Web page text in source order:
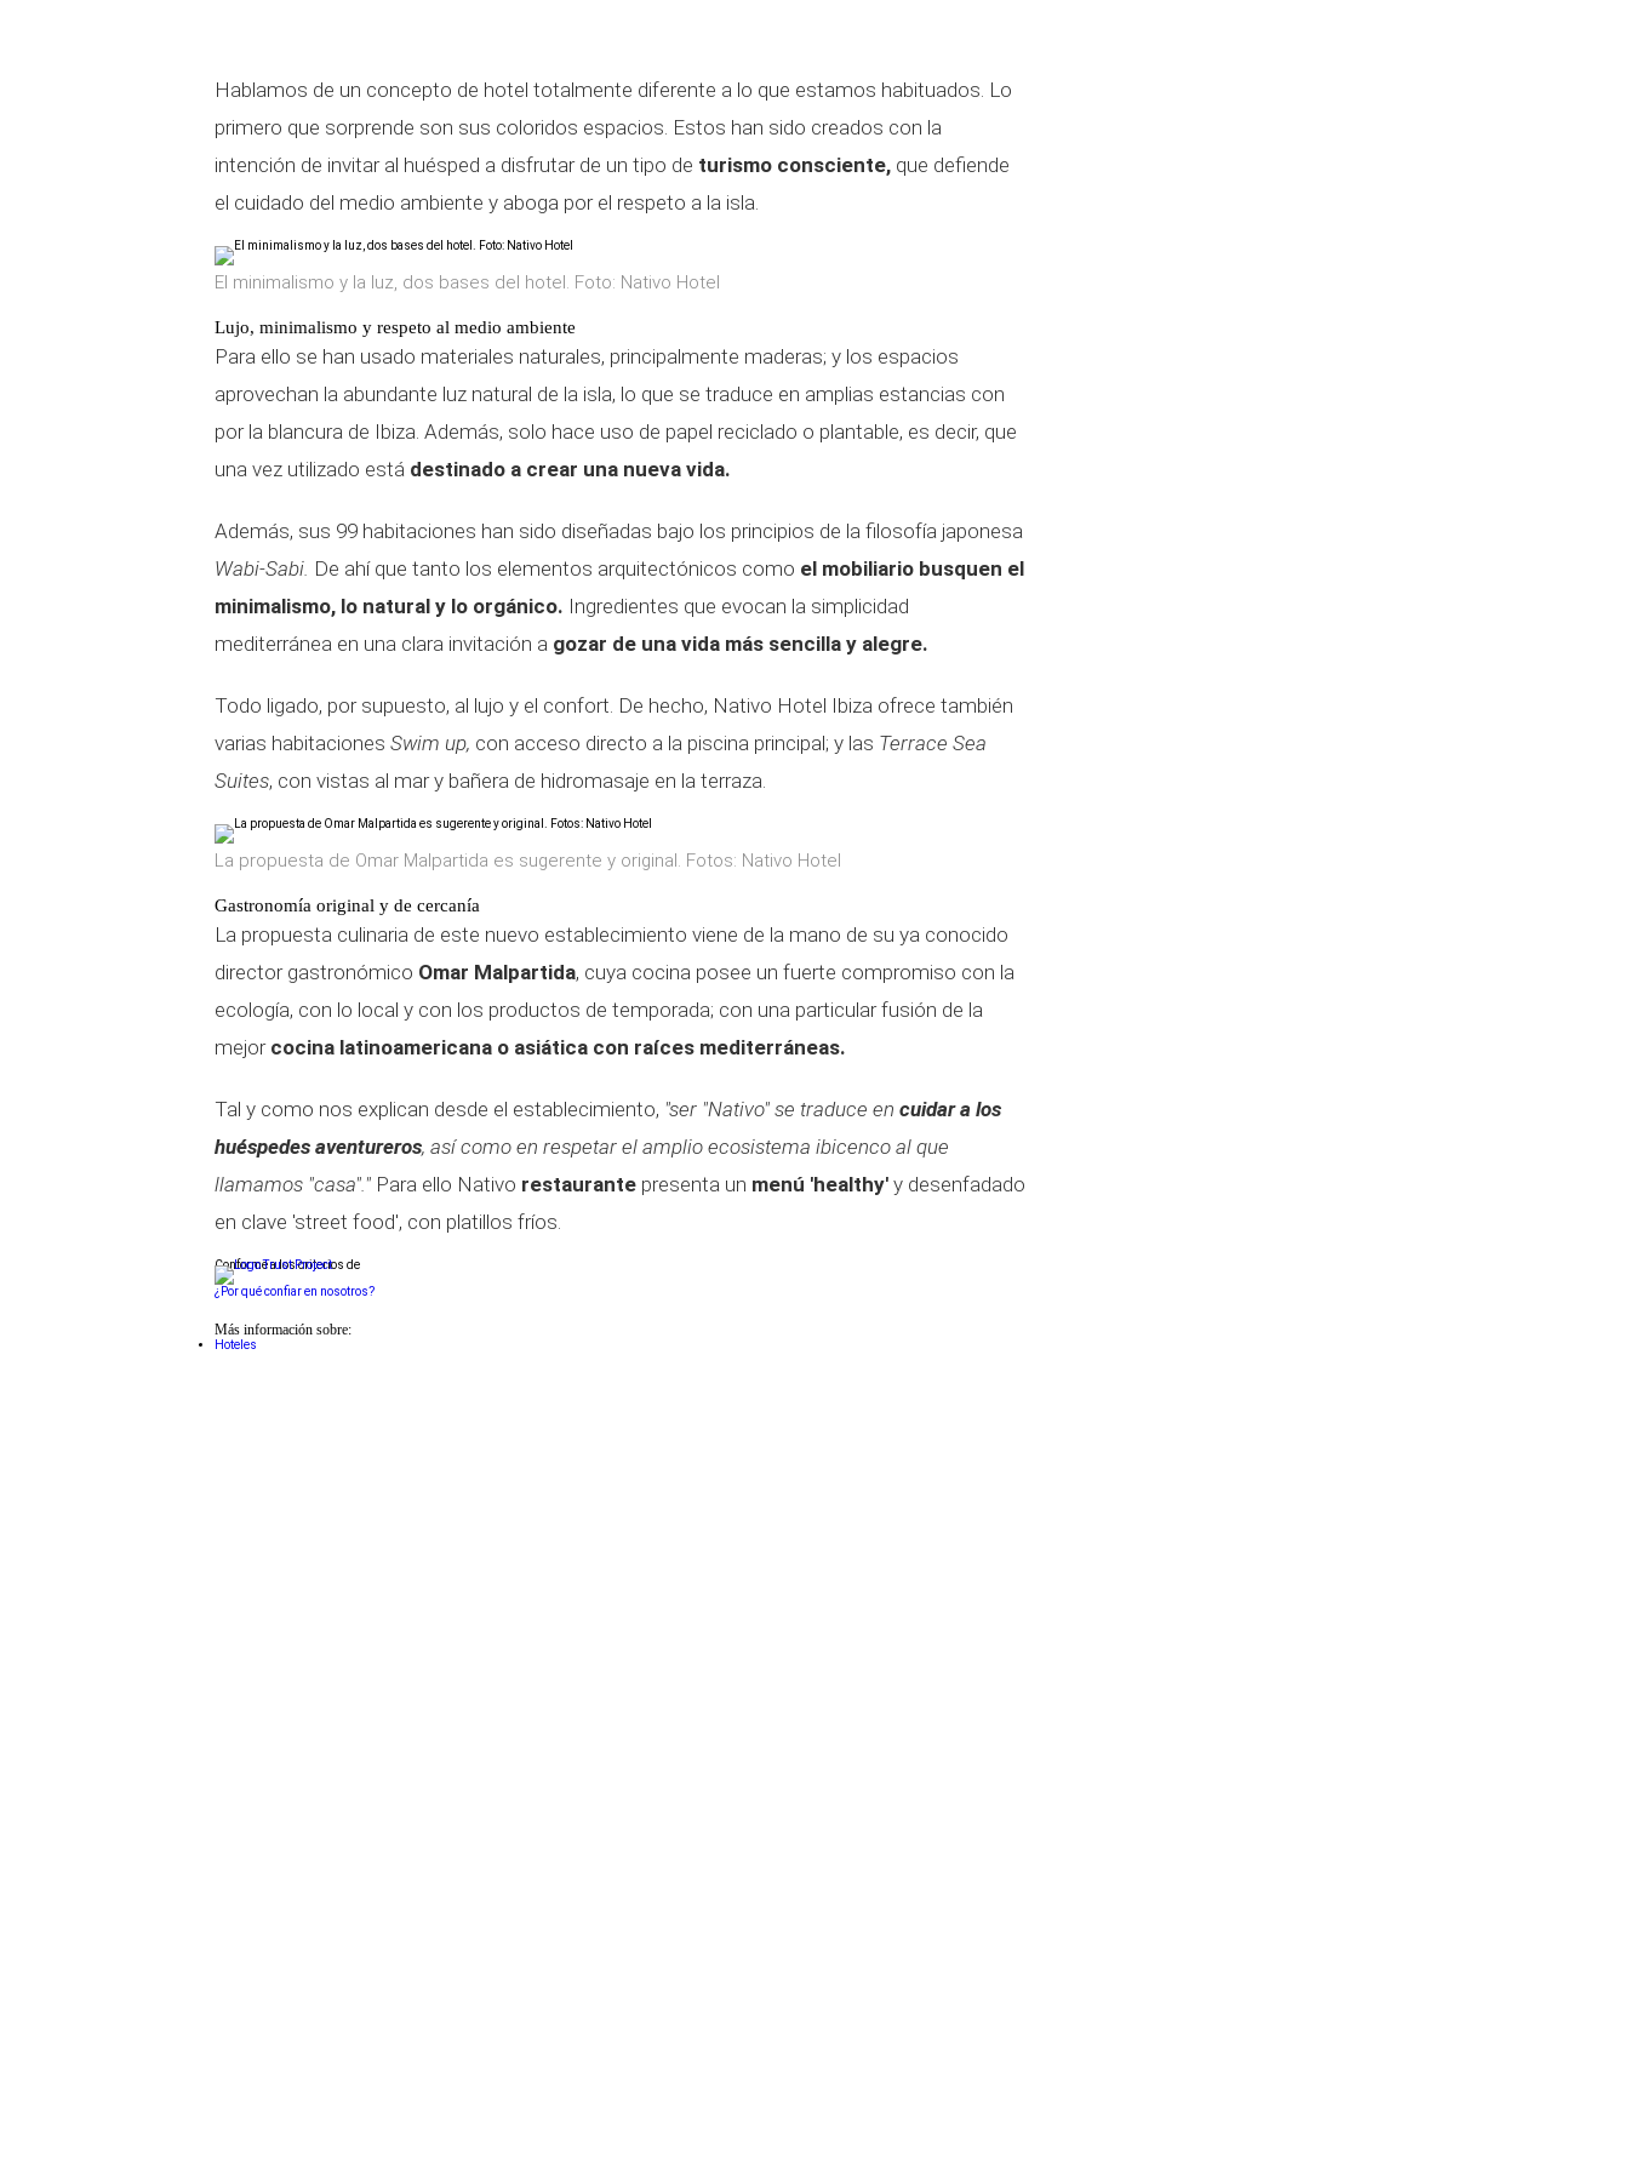
Hablamos de un concepto de hotel totalmente diferente a lo que estamos habituados. Lo
primero que sorprende son sus coloridos espacios. Estos han sido creados con la
intención de invitar al huésped a disfrutar de un tipo de turismo consciente, que defiende
el cuidado del medio ambiente y aboga por el respeto a la isla.
El minimalismo y la luz, dos bases del hotel. Foto: Nativo Hotel
Lujo, minimalismo y respeto al medio ambiente
Para ello se han usado materiales naturales, principalmente maderas; y los espacios
aprovechan la abundante luz natural de la isla, lo que se traduce en amplias estancias con
por la blancura de Ibiza. Además, solo hace uso de papel reciclado o plantable, es decir, que
una vez utilizado está destinado a crear una nueva vida.
Además, sus 99 habitaciones han sido diseñadas bajo los principios de la filosofía japonesa
Wabi-Sabi. De ahí que tanto los elementos arquitectónicos como el mobiliario busquen el
minimalismo, lo natural y lo orgánico. Ingredientes que evocan la simplicidad
mediterránea en una clara invitación a gozar de una vida más sencilla y alegre.
Todo ligado, por supuesto, al lujo y el confort. De hecho, Nativo Hotel Ibiza ofrece también
varias habitaciones Swim up, con acceso directo a la piscina principal; y las Terrace Sea
Suites, con vistas al mar y bañera de hidromasaje en la terraza.
La propuesta de Omar Malpartida es sugerente y original. Fotos: Nativo Hotel
Gastronomía original y de cercanía
La propuesta culinaria de este nuevo establecimiento viene de la mano de su ya conocido
director gastronómico Omar Malpartida, cuya cocina posee un fuerte compromiso con la
ecología, con lo local y con los productos de temporada; con una particular fusión de la
mejor cocina latinoamericana o asiática con raíces mediterráneas.
Tal y como nos explican desde el establecimiento, "ser "Nativo" se traduce en cuidar a los
huéspedes aventureros, así como en respetar el amplio ecosistema ibicenco al que
llamamos "casa"." Para ello Nativo restaurante presenta un menú 'healthy' y desenfadado
en clave 'street food', con platillos fríos.
Conforme a los criterios de
¿Por qué confiar en nosotros?
Más información sobre:
Hoteles